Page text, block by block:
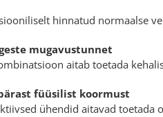
hinnatud normaalse
mugavustunnet
aitab toetada
füüsilist koormust
ühendid aitavad